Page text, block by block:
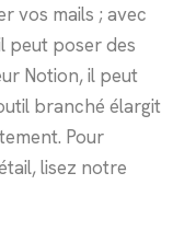
vos mails ; avec
peut poser des
Notion, il peut
branché élargit
Pour
lisez notre